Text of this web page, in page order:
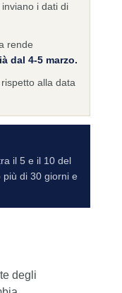
i dati di
rende
dal 4-5 marzo.
rispetto alla data
il 5 e il 10 del
di 30 giorni e
degli